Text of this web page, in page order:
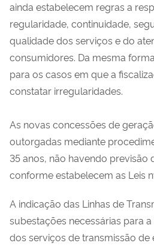
ainda estabelecem regras a
regularidade, continuidade,
qualidade dos serviços e do
consumidores. Da mesma
para os casos em que a
constatar irregularidades.
As novas concessões de
outorgadas mediante
35 anos, não havendo previsão
conforme estabelecem as Leis
A indicação das Linhas de
subestações necessárias para
dos serviços de transmissão de